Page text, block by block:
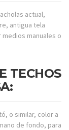
actual,
antigua tela
manuales o
TECHOS
o similar, color a
de fondo, para